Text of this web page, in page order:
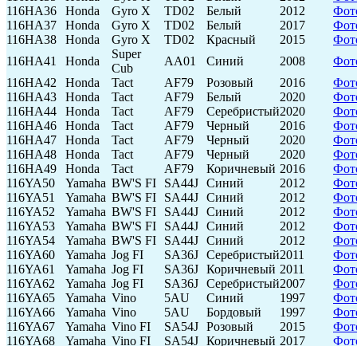
116HA36
Honda Gyro X TD02 Белый 2012
116HA37
Honda Gyro X TD02 Белый 2017
116HA38
Honda Gyro X TD02 Красный 2015
116HA41
Honda
Super
Cub
AA01 Синий 2008
116HA42
Honda Tact AF79 Розовый 2016
116HA43
Honda Tact AF79 Белый 2020
116HA44
Honda Tact AF79 Серебристый2020
116HA46
Honda Tact AF79 Черный 2016
116HA47
Honda Tact AF79 Черный 2020
116HA48
Honda Tact AF79 Черный 2020
116HA49
Honda Tact AF79 Коричневый 2016
116YA50
Yamaha BW'S FI SA44J Синий 2012
116YA51
Yamaha BW'S FI SA44J Синий 2012
116YA52
Yamaha BW'S FI SA44J Синий 2012
116YA53
Yamaha BW'S FI SA44J Синий 2012
116YA54
Yamaha BW'S FI SA44J Синий 2012
116YA60
Yamaha Jog FI SA36J Серебристый2011
116YA61
Yamaha Jog FI SA36J Коричневый 2011
116YA62
Yamaha Jog FI SA36J Серебристый2007
116YA65
Yamaha Vino 5AU Синий 1997
116YA66
Yamaha Vino 5AU Бордовый 1997
116YA67
Yamaha Vino FI SA54J Розовый 2015
116YA68
Yamaha Vino FI SA54J Коричневый 2017